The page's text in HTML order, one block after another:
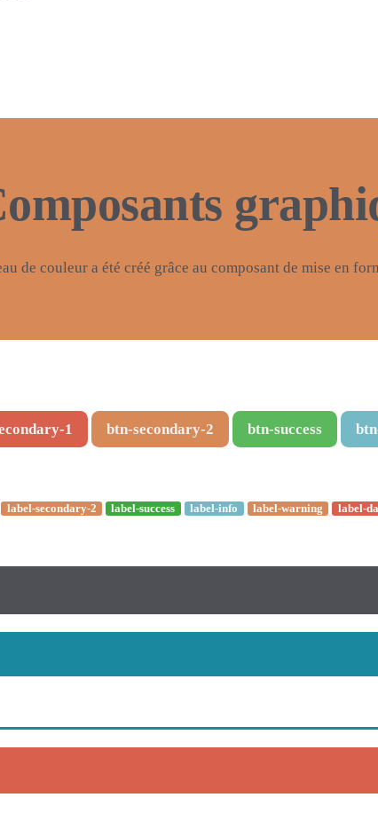
de couleur a été créé grâce au composant de mise en
1 btn-secondary-2 btn-success
label-secondary-2 label-success label-info label-warning label-